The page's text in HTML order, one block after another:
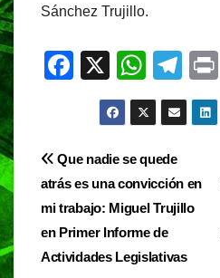
Sánchez Trujillo.
F
e
b
o
o
k
X
W
h
at
s
A
p
p
T
el
e
a
m
Navegación
de
entradas
Que nadie se quede
atrás es una convicción en
mi trabajo: Miguel Trujillo
en Primer Informe de
Actividades Legislativas